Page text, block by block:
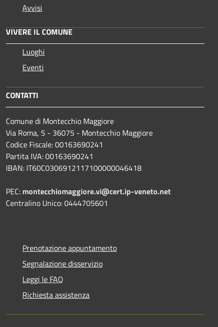
Avvisi
VIVERE IL COMUNE
Luoghi
Eventi
CONTATTI
Comune di Montecchio Maggiore
Via Roma, 5 - 36075 - Montecchio Maggiore
Codice Fiscale: 00163690241
Partita IVA: 00163690241
IBAN: IT60C0306912117100000046418
PEC: montecchiomaggiore.vi@cert.ip-veneto.net
Centralino Unico: 0444705601
Prenotazione appuntamento
Segnalazione disservizio
Leggi le FAQ
Richiesta assistenza